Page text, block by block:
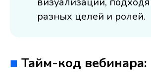
разных целей и ролей.
■ Тайм-код вебинара: